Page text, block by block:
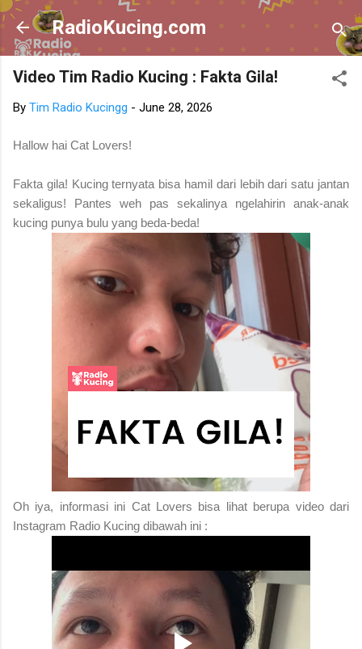
Skip to main content
RadioKucing.com
Video Tim Radio Kucing : Fakta Gila!
By Tim Radio Kucingg - June 28, 2026
Hallow hai Cat Lovers!
Fakta gila! Kucing ternyata bisa hamil dari lebih dari satu jantan
sekaligus! Pantes weh pas sekalinya ngelahirin anak-anak
kucing punya bulu yang beda-beda!
Oh iya, informasi ini Cat Lovers bisa lihat berupa video dari
Instagram Radio Kucing dibawah ini :